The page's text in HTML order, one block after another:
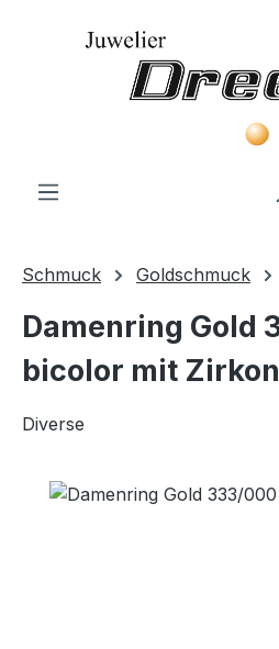
Zum Hauptinhalt springen
Schmuck Goldschmuck
Damenring Gold
bicolor mit
Diverse